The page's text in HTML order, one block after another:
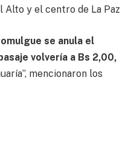
Alto y el centro de La Paz
se anula el
volvería a Bs 2,00,
mencionaron los